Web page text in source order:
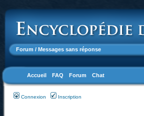
Forum / Messages sans réponse
Accueil FAQ Forum Chat
Connexion Inscription